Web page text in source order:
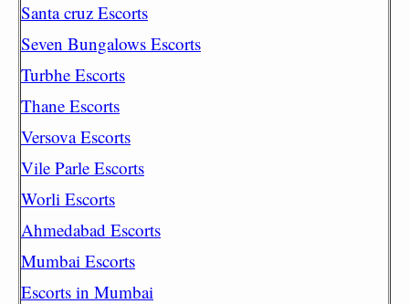
Santa cruz Escorts
Seven Bungalows Escorts
Turbhe Escorts
Thane Escorts
Versova Escorts
Vile Parle Escorts
Worli Escorts
Ahmedabad Escorts
Mumbai Escorts
Escorts in Mumbai